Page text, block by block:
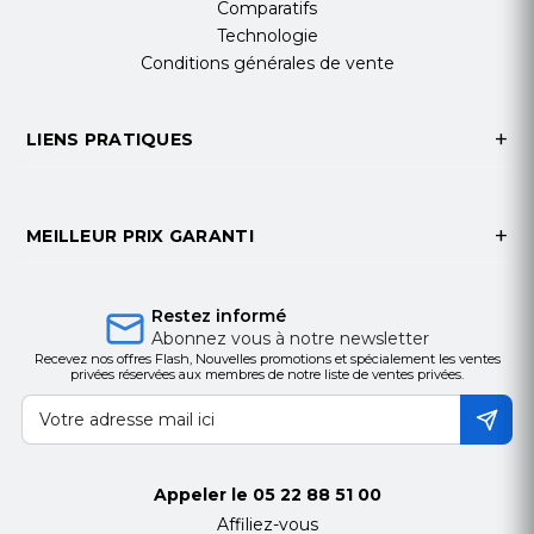
participants à distance. Un champ de vision à 120-
degrés signifie que vous ne louperez rien de votre
Compatibilité
Microsoft Teams, etc.
Les spécifications de la caméra de
Visioconférence
Pixels
8,46M
Résolution native
4K UHD
Résolutions supportées
1440p/30fps, 1080p/30fps
fixé
Comparatifs
Technologie
Conditions générales de vente
LIENS PRATIQUES
MEILLEUR PRIX GARANTI
Restez informé
Abonnez vous à notre newsletter
Recevez nos offres Flash, Nouvelles promotions et spécialement les ventes
privées réservées aux membres de notre liste de ventes privées.
Appeler le 05 22 88 51 00
Affiliez-vous